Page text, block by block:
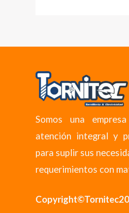
Somos una
atención integral y
para suplir sus
requerimientos con